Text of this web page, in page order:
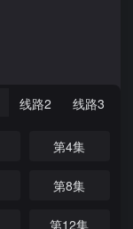
线路2 线路3
第4集
第8集
第12集